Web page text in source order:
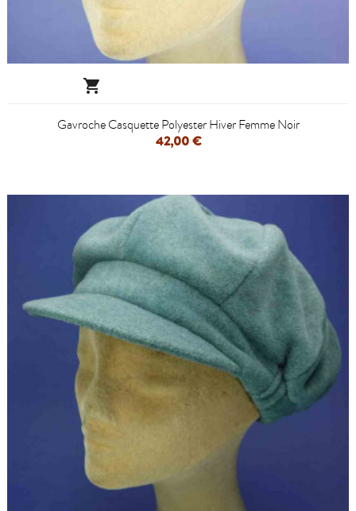

Gavroche Casquette Polyester Hiver Femme Noir
42,00 €